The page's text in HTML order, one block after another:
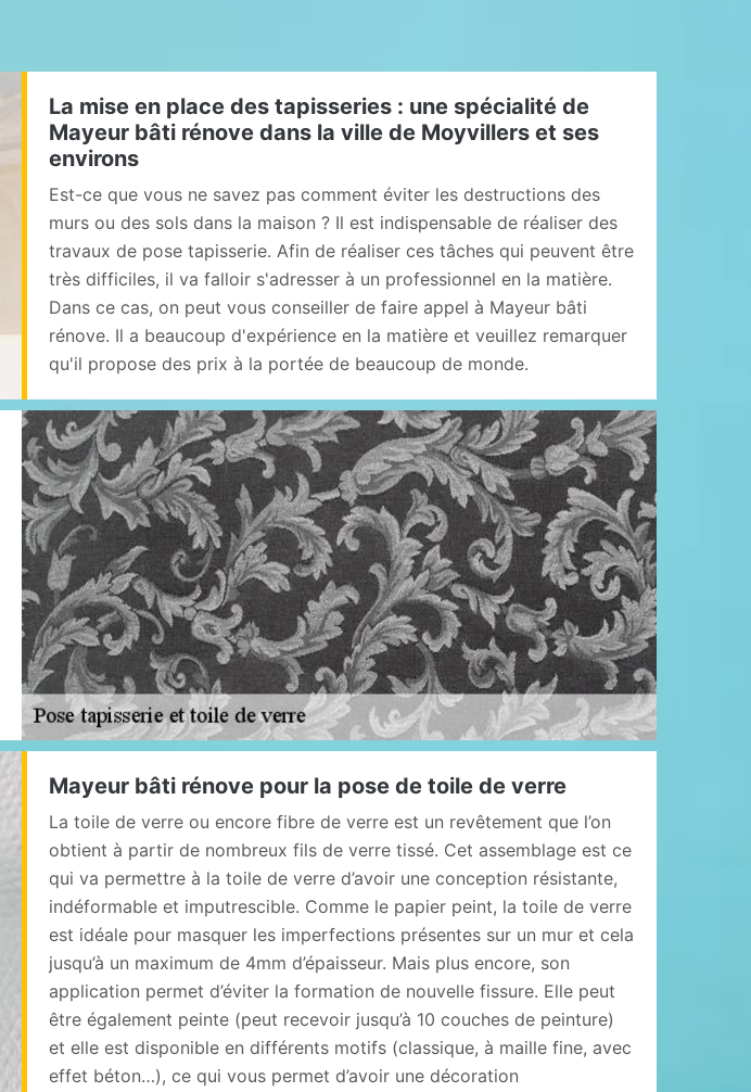
La mise en place des tapisseries : une spécialité de
Mayeur bâti rénove dans la ville de Moyvillers et ses
environs
Est-ce que vous ne savez pas comment éviter les destructions des
murs ou des sols dans la maison ? Il est indispensable de réaliser des
travaux de pose tapisserie. Afin de réaliser ces tâches qui peuvent être
très difficiles, il va falloir s'adresser à un professionnel en la matière.
Dans ce cas, on peut vous conseiller de faire appel à Mayeur bâti
rénove. Il a beaucoup d'expérience en la matière et veuillez remarquer
qu'il propose des prix à la portée de beaucoup de monde.
Mayeur bâti rénove pour la pose de toile de verre
La toile de verre ou encore fibre de verre est un revêtement que l’on
obtient à partir de nombreux fils de verre tissé. Cet assemblage est ce
qui va permettre à la toile de verre d’avoir une conception résistante,
indéformable et imputrescible. Comme le papier peint, la toile de verre
est idéale pour masquer les imperfections présentes sur un mur et cela
jusqu’à un maximum de 4mm d’épaisseur. Mais plus encore, son
application permet d’éviter la formation de nouvelle fissure. Elle peut
être également peinte (peut recevoir jusqu’à 10 couches de peinture)
et elle est disponible en différents motifs (classique, à maille fine, avec
effet béton…), ce qui vous permet d’avoir une décoration